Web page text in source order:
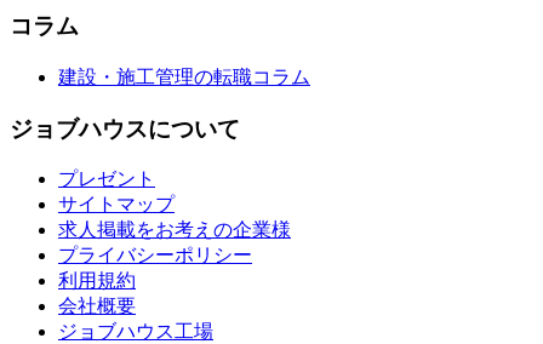
コラム
建設・施工管理の転職コラム
ジョブハウスについて
プレゼント
サイトマップ
求人掲載をお考えの企業様
プライバシーポリシー
利用規約
会社概要
ジョブハウス工場